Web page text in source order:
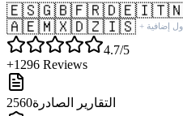
🇪🇸🇬🇧🇫🇷🇩🇪🇮🇹
🇦🇪🇲🇽🇩🇿🇮🇸 دول إضافية
4.7/5
+1296 Reviews
2560التقارير الصادرة